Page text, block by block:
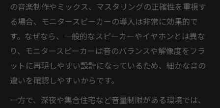
の音楽制作やミックス、マスタリングの正確性を重視す
る場合、モニタースピーカーの導入は非常に効果的で
す。なぜなら、一般的なスピーカーやイヤホンとは異な
り、モニタースピーカーは音のバランスや解像度をフラ
ットに再現しやすい設計になっているため、細かな音の
違いを確認しやすいからです。
一方で、深夜や集合住宅など音量制限がある環境では、